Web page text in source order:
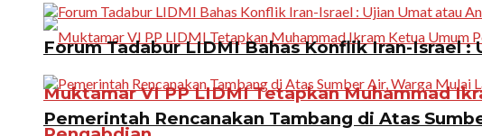
Muktamar VI PP LIDMI Tetapkan Muhammad
Forum Tadabur LIDMI Bahas Konflik Iran-Israel
Pemerintah Rencanakan Tambang di Atas